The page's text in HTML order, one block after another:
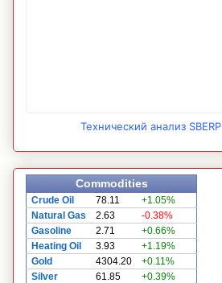
Технический анализ SBERP
Commodities
Crude Oil 78.11
+1.05%
Natural Gas
2.63
-0.38%
Gasoline
2.71
+0.66%
Heating Oil
3.93
+1.19%
Gold
4304.20
+0.11%
Silver
61.85
+0.39%